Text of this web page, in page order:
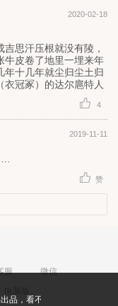
2020-02-18
思汗压根就没有陵，
牛皮卷了地里一埋来年
年十几年就尘归尘土归
冠冢）的达尔扈特人
4
2019-11-11
赞
服
微信
器